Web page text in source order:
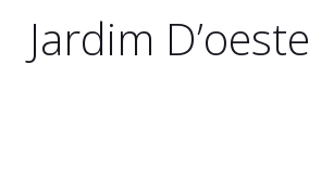
Jardim D’oeste